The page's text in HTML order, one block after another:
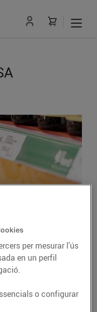
la
pel
per mesurar l’ús
en un perfil
o configurar